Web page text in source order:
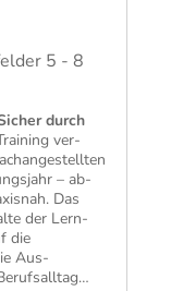
5 - 8
durch
ver­
– ab­
Das
der Lern­
die
Aus­